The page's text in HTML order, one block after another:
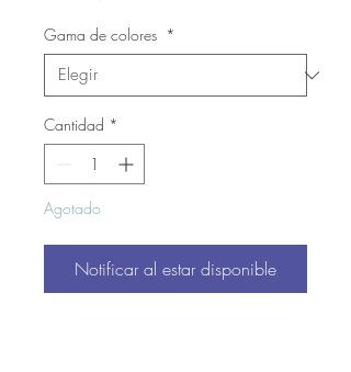
Gama de colores *
Cantidad *
Agotado
Notificar al estar disponible